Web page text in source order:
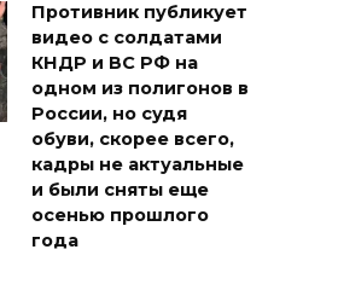
Противник публикует
видео с солдатами
КНДР и ВС РФ на
одном из полигонов в
России, но судя
обуви, скорее всего,
кадры не актуальные
и были сняты еще
осенью прошлого
года